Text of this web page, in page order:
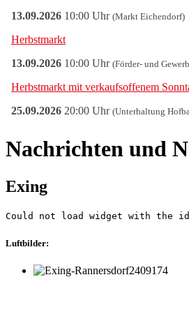
Nachrichten und
Exing
Could not load widget with the
Luftbilder: